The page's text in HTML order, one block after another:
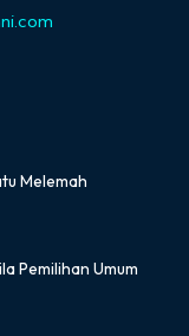
Melemah
Pemilihan Umum